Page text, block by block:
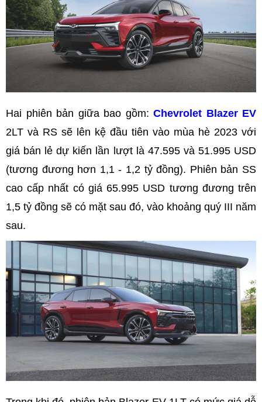
Hai phiên bản giữa bao gồm: Chevrolet Blazer EV
2LT và RS sẽ lên kệ đầu tiên vào mùa hè 2023 với
giá bán lẻ dự kiến lần lượt là 47.595 và 51.995 USD
(tương đương hơn 1,1 - 1,2 tỷ đồng). Phiên bản SS
cao cấp nhất có giá 65.995 USD tương đương trên
1,5 tỷ đồng sẽ có mặt sau đó, vào khoảng quý III năm
sau.